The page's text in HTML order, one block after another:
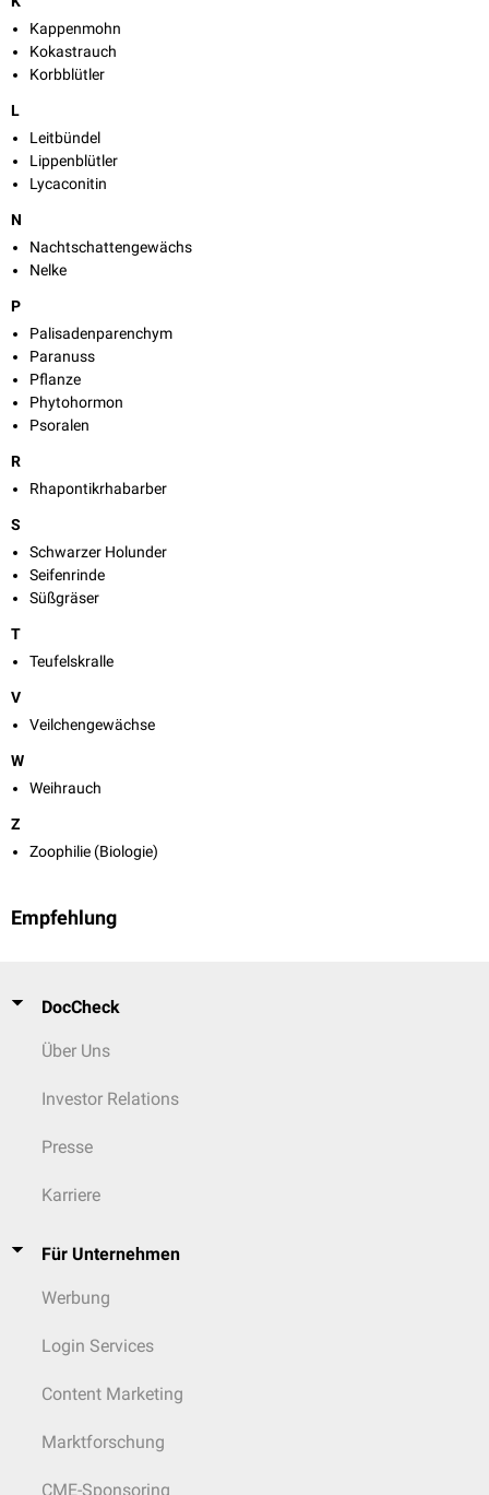
Kappenmohn
Kokastrauch
Korbblütler
L
Leitbündel
Lippenblütler
Lycaconitin
N
Nachtschattengewächs
Nelke
P
Palisadenparenchym
Paranuss
Pflanze
Phytohormon
Psoralen
R
Rhapontikrhabarber
S
Schwarzer Holunder
Seifenrinde
Süßgräser
T
Teufelskralle
V
Veilchengewächse
W
Weihrauch
Z
Zoophilie (Biologie)
Empfehlung
DocCheck
Über Uns
Investor Relations
Presse
Karriere
Für Unternehmen
Werbung
Login Services
Content Marketing
Marktforschung
CME-Sponsoring